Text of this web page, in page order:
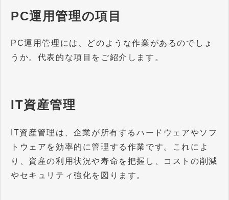
PC運用管理の項目
PC運用管理には、どのような作業があるのでしょ
うか。代表的な項目をご紹介します。
IT資産管理
IT資産管理は、企業が所有するハードウェアやソフ
トウェアを効率的に管理する作業です。これによ
り、資産の利用状況や寿命を把握し、コストの削減
やセキュリティ強化を図ります。